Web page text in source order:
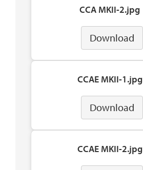
CCA MKII-2.jpg
Download
CCAE MKII-1.jpg
Download
CCAE MKII-2.jpg